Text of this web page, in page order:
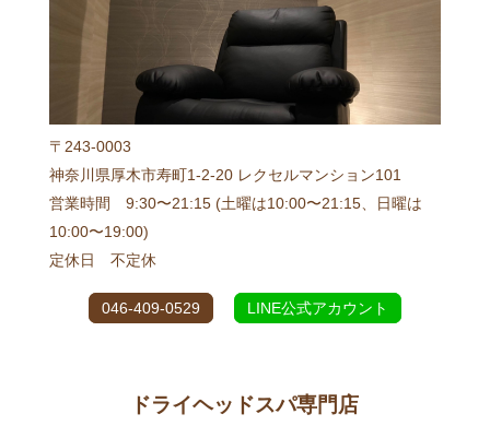
〒243-0003
神奈川県厚木市寿町1-2-20 レクセルマンション101
営業時間 9:30〜21:15 (土曜は10:00〜21:15、日曜は
10:00〜19:00)
定休日 不定休
046-409-0529 LINE公式アカウント
ドライヘッドスパ専門店